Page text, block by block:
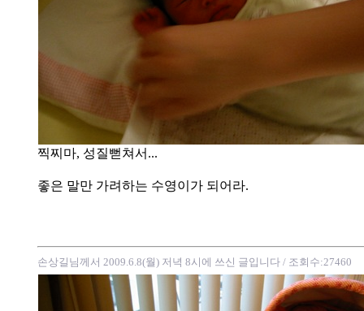
찍찌마, 성질뻗쳐서...
좋은 말만 가려하는 수영이가 되어라.
손상길님께서 2009.6.8(월) 저녁 8시에 쓰신 글입니다 / 조회수:27460